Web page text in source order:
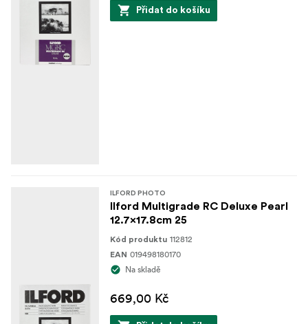
Přidat do košíku
ILFORD PHOTO
Ilford Multigrade RC Deluxe Pearl
12.7x17.8cm 25
Kód produktu 112812
EAN 019498180170
Na skladě
669,00 Kč